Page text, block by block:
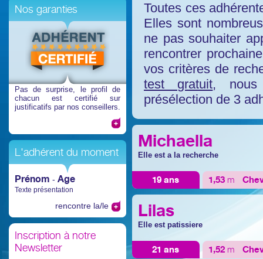
Nos garanties
Pas de surprise, le profil de
chacun est certifié sur
justificatifs par nos conseillers.
L'adhérent du moment
Prénom - Age
Texte présentation
rencontre la/le
Inscription à notre
Newsletter
Toutes ces
Elles sont
ne pas souhaiter
rencontrer
vos critères de
test gratuit, nous
présélection de 3
Michaella
Elle est a la recherche
19 ans 1,53 m
Lilas
Elle est patissiere
21 ans 1,52 m